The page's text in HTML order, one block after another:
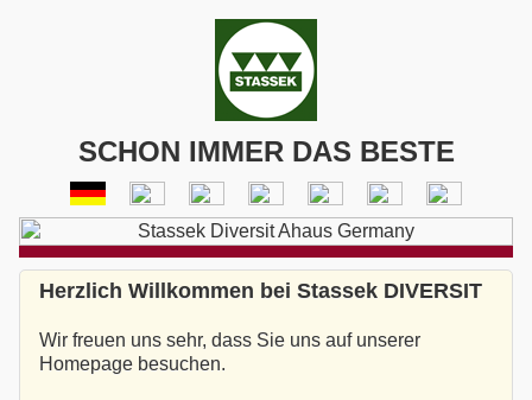
SCHON IMMER DAS BESTE
Herzlich Willkommen bei Stassek DIVERSIT
Wir freuen uns sehr, dass Sie uns auf unserer
Homepage besuchen.